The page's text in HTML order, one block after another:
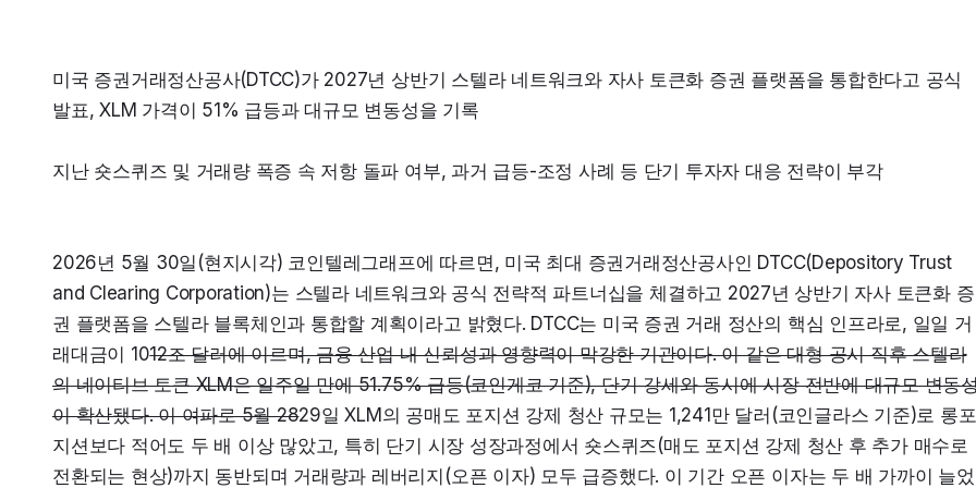
미국 증권거래정산공사(DTCC)가 2027년 상반기 스텔라 네트워크와 자사 토큰화 증권 플랫폼을 통합한다고 공식
발표, XLM 가격이 51% 급등과 대규모 변동성을 기록
지난 숏스퀴즈 및 거래량 폭증 속 저항 돌파 여부, 과거 급등-조정 사례 등 단기 투자자 대응 전략이 부각
2026년 5월 30일(현지시각) 코인텔레그래프에 따르면, 미국 최대 증권거래정산공사인 DTCC(Depository Trust
and Clearing Corporation)는 스텔라 네트워크와 공식 전략적 파트너십을 체결하고 2027년 상반기 자사 토큰화 증
권 플랫폼을 스텔라 블록체인과 통합할 계획이라고 밝혔다. DTCC는 미국 증권 거래 정산의 핵심 인프라로, 일일 거
래대금이 1012조 달러에 이르며, 금융 산업 내 신뢰성과 영향력이 막강한 기관이다. 이 같은 대형 공시 직후 스텔라
의 네이티브 토큰 XLM은 일주일 만에 51.75% 급등(코인게코 기준), 단기 강세와 동시에 시장 전반에 대규모 변동
이 확산됐다. 이 여파로 5월 2829일 XLM의 공매도 포지션 강제 청산 규모는 1,241만 달러(코인글라스 기준)로 롱포
지션보다 적어도 두 배 이상 많았고, 특히 단기 시장 성장과정에서 숏스퀴즈(매도 포지션 강제 청산 후 추가 매수로
전환되는 현상)까지 동반되며 거래량과 레버리지(오픈 이자) 모두 급증했다. 이 기간 오픈 이자는 두 배 가까이 늘었